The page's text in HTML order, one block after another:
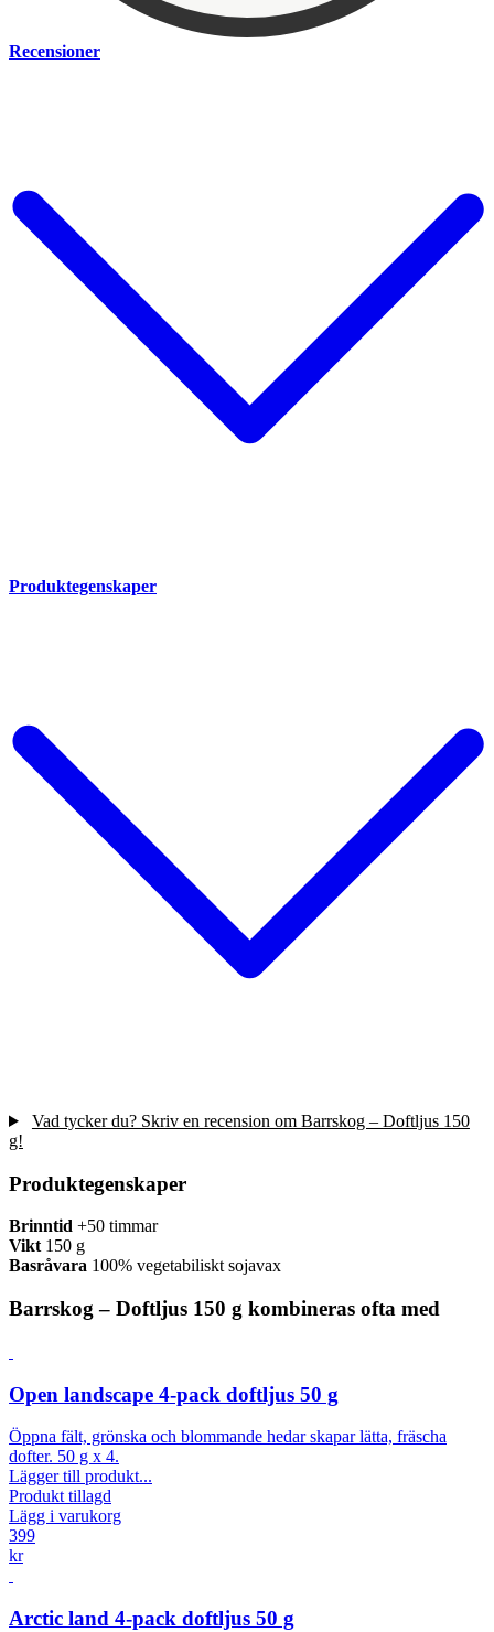
Recensioner
Produktegenskaper
Vad tycker du? Skriv en recension om Barrskog – Doftljus 150
g!
Produktegenskaper
Brinntid +50 timmar
Vikt150 g
Basråvara 100% vegetabiliskt sojavax
Barrskog – Doftljus 150 g kombineras ofta med
Open landscape 4-pack doftljus 50 g
Öppna fält, grönska och blommande hedar skapar lätta, fräscha
dofter. 50 g x 4.
Lägger till produkt...
Produkt tillagd
Lägg i varukorg
399
kr
Arctic land 4-pack doftljus 50 g